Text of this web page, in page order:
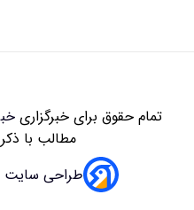
تمام حقوق برای خبرگزاری
مطالب با
طراحی سایت